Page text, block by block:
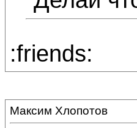
:friends:
Максим Хлопотов